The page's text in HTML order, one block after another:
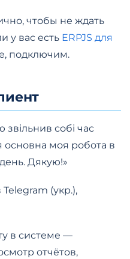
чтобы не ждать
у вас есть ERPJS для
подключим.
собі час
основна моя робота в
Дякую!»
(укр.),
в системе —
отчётов,